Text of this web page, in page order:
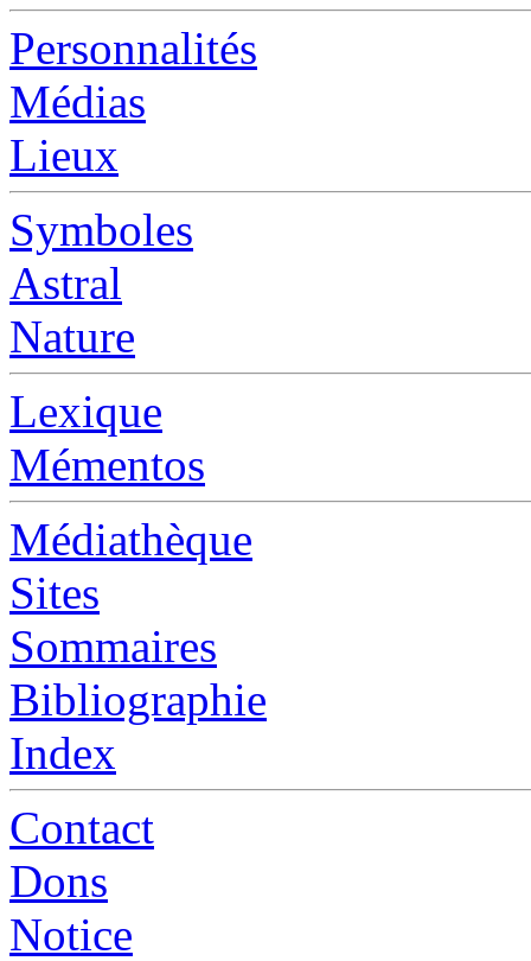
Personnalités
Médias
Lieux
Symboles
Astral
Nature
Lexique
Mémentos
Médiathèque
Sites
Sommaires
Bibliographie
Index
Contact
Dons
Notice